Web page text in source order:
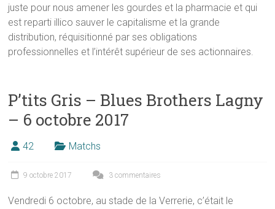
juste pour nous amener les gourdes et la pharmacie et qui
est reparti illico sauver le capitalisme et la grande
distribution, réquisitionné par ses obligations
professionnelles et l’intérêt supérieur de ses actionnaires.
P’tits Gris – Blues Brothers Lagny
– 6 octobre 2017
42 Matchs
9 octobre 2017 3 commentaires
Vendredi 6 octobre, au stade de la Verrerie, c’était le